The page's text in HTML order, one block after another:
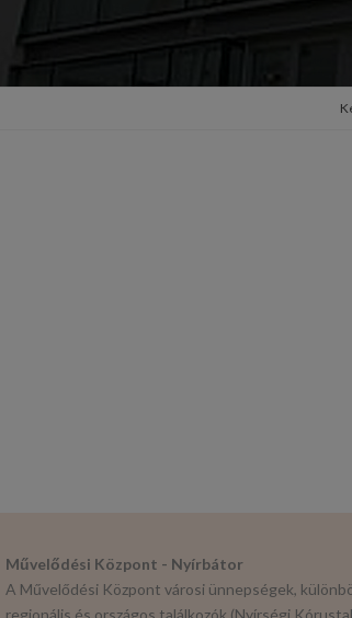
Művelődési Központ - Nyírbátor
A Művelődési Központ városi ünnepségek,
regionális és országos találkozók (Nyírségi